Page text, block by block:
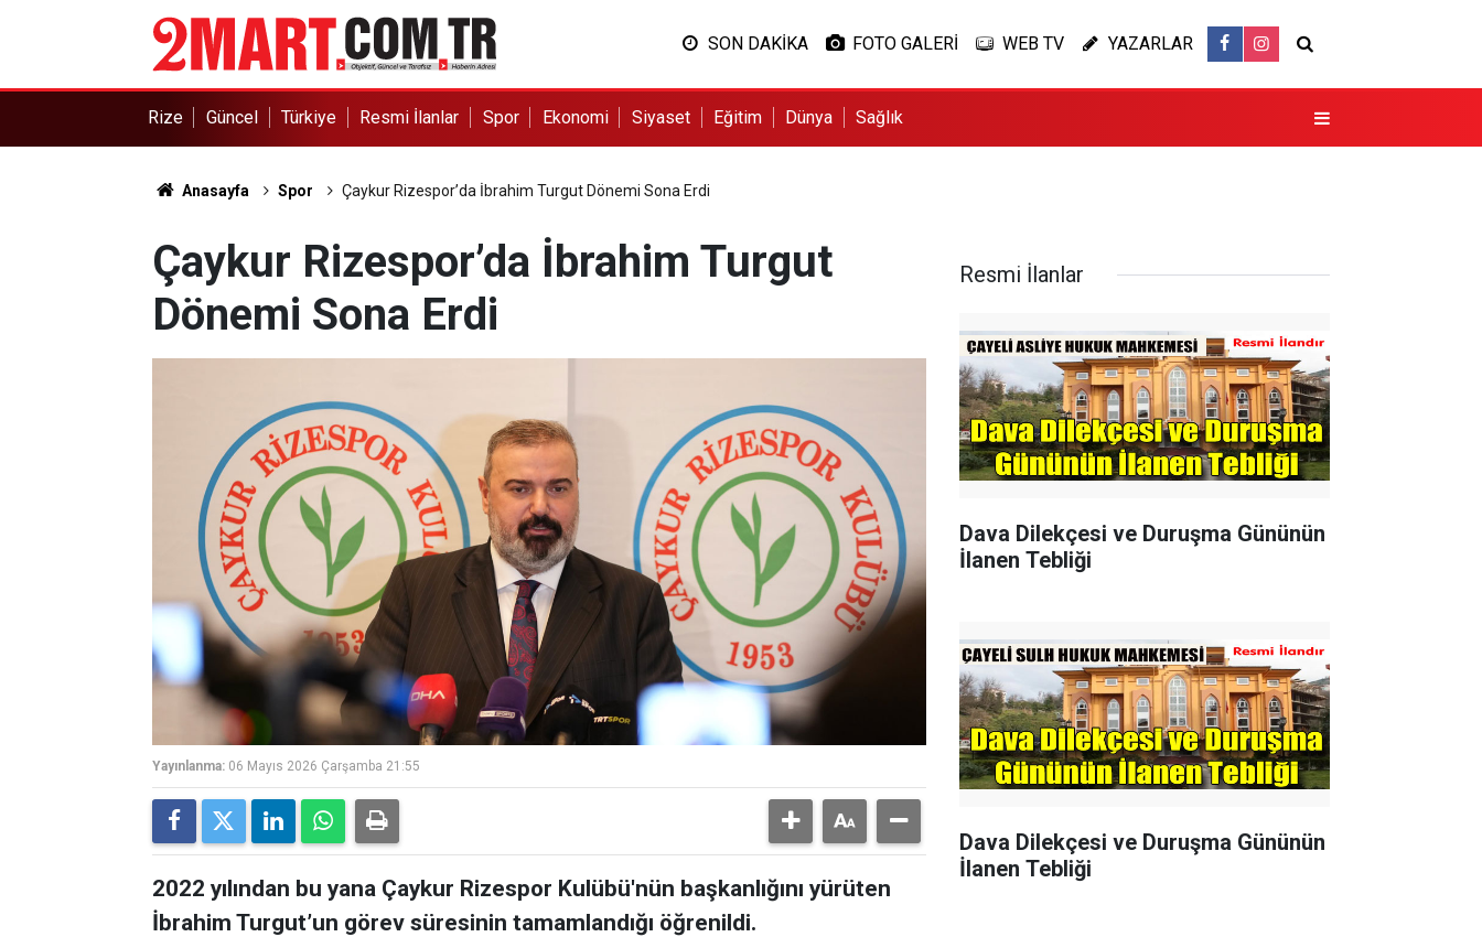
SON DAKİKA FOTO GALERİ WEB TV YAZARLAR
Rize Güncel Türkiye Resmi İlanlar Spor Ekonomi Siyaset Eğitim Dünya Sağlık
Anasayfa Spor Çaykur Rizespor’da İbrahim Turgut Dönemi Sona Erdi
Çaykur Rizespor’da İbrahim Turgut
Dönemi Sona Erdi
Yayınlanma: 06 Mayıs 2026 Çarşamba 21:55
2022 yılından bu yana Çaykur Rizespor Kulübü'nün başkanlığını yürüten
İbrahim Turgut’un görev süresinin tamamlandığı öğrenildi.
Resmi İlanlar
Dava Dilekçesi ve Duruşma Gününün
İlanen Tebliği
Dava Dilekçesi ve Duruşma Gününün
İlanen Tebliği